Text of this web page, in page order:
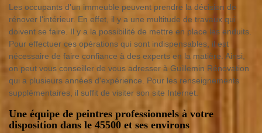
Les occupants d'un immeuble peuvent prendre la décision de
rénover l'intérieur. En effet, il y a une multitude de travaux qui
doivent se faire. Il y a la possibilité de mettre en place les enduits.
Pour effectuer ces opérations qui sont indispensables, il est
nécessaire de faire confiance à des experts en la matière. Ainsi,
on peut vous conseiller de vous adresser à Guillemin Rénovation
qui a plusieurs années d'expérience. Pour les renseignements
supplémentaires, il suffit de visiter son site Internet.
Une équipe de peintres professionnels à votre
disposition dans le 45500 et ses environs